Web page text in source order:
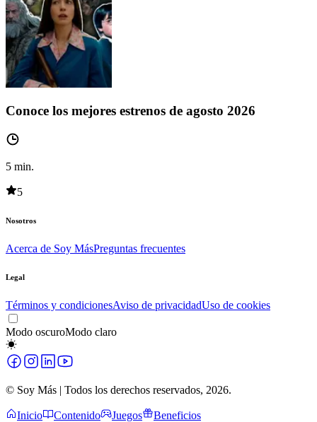
Conoce los mejores estrenos de agosto 2026
5 min.
5
Nosotros
Acerca de Soy MásPreguntas frecuentes
Legal
Términos y condicionesAviso de privacidadUso de cookies
Modo oscuroModo claro
© Soy Más | Todos los derechos reservados, 2026.
Inicio Contenido Juegos Beneficios